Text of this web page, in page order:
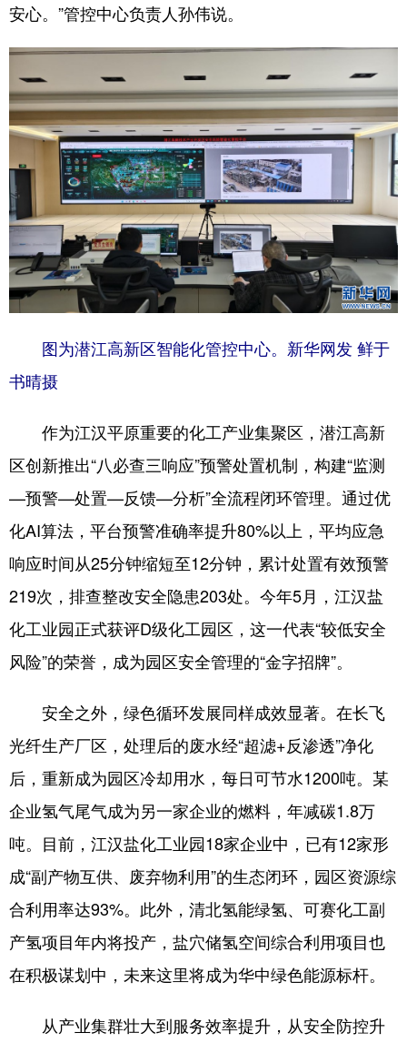
安心。”管控中心负责人孙伟说。
图为潜江高新区智能化管控中心。新华网发 鲜于
书晴摄
作为江汉平原重要的化工产业集聚区，潜江高新
区创新推出“八必查三响应”预警处置机制，构建“监测
—预警—处置—反馈—分析”全流程闭环管理。通过优
化AI算法，平台预警准确率提升80%以上，平均应急
响应时间从25分钟缩短至12分钟，累计处置有效预警
219次，排查整改安全隐患203处。今年5月，江汉盐
化工业园正式获评D级化工园区，这一代表“较低安全
风险”的荣誉，成为园区安全管理的“金字招牌”。
安全之外，绿色循环发展同样成效显著。在长飞
光纤生产厂区，处理后的废水经“超滤+反渗透”净化
后，重新成为园区冷却用水，每日可节水1200吨。某
企业氢气尾气成为另一家企业的燃料，年减碳1.8万
吨。目前，江汉盐化工业园18家企业中，已有12家形
成“副产物互供、废弃物利用”的生态闭环，园区资源综
合利用率达93%。此外，清北氢能绿氢、可赛化工副
产氢项目年内将投产，盐穴储氢空间综合利用项目也
在积极谋划中，未来这里将成为华中绿色能源标杆。
从产业集群壮大到服务效率提升，从安全防控升